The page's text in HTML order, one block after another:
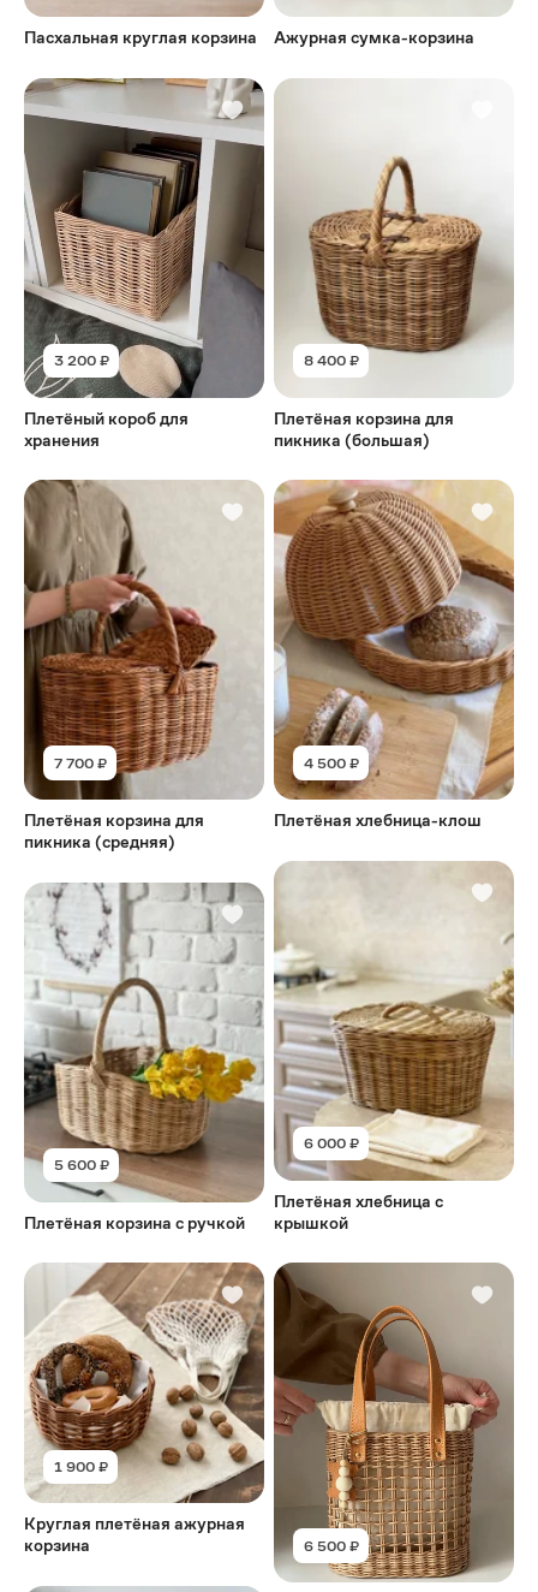
Пасхальная круглая корзина
3 200 ₽
Плетёный короб для
хранения
7 700 ₽
Плетёная корзина для
пикника (средняя)
5 600 ₽
Плетёная корзина с ручкой
1 900 ₽
Круглая плетёная ажурная
корзина
Ажурная сумка-корзина
8 400 ₽
Плетёная корзина для
пикника (большая)
4 500 ₽
Плетёная хлебница-клош
6 000 ₽
Плетёная хлебница с
крышкой
6 500 ₽